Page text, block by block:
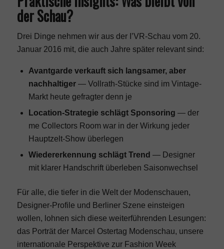
der Schau?
Drei Dinge nehmen wir aus der I’VR-Schau vom 20.
Januar 2016 mit, die auch Jahre später relevant sind:
Avantgarde verkauft sich langsamer, aber
nachhaltiger— Vollrath-Stücke sind im Vintage-
Markt heute gefragter denn je
Location-Strategie schlägt Sponsoring — der
me Collectors Room war in der Wirkung jeder
Hauptzelt-Show überlegen
Wiedererkennung schlägt Trend — Designer
mit klarer Handschrift überleben Saisonwechsel
Für alle, die tiefer in die Welt der Modenschauen,
Designer-Profile und Berliner Szene einsteigen
wollen, lohnen sich diese weiterführenden Lesungen:
das Porträt der Marcel Ostertag Modenschau, unsere
internationale Perspektive zur Fashion Week